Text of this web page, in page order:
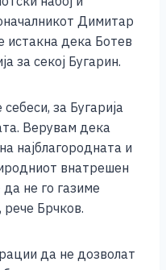
Димитар
истакна дека Ботев
за секој Бугарин.
за Бугарија
Верувам дека
најблагородната и
внатрешен
не го газиме
рече Брчков.
да не дозволат